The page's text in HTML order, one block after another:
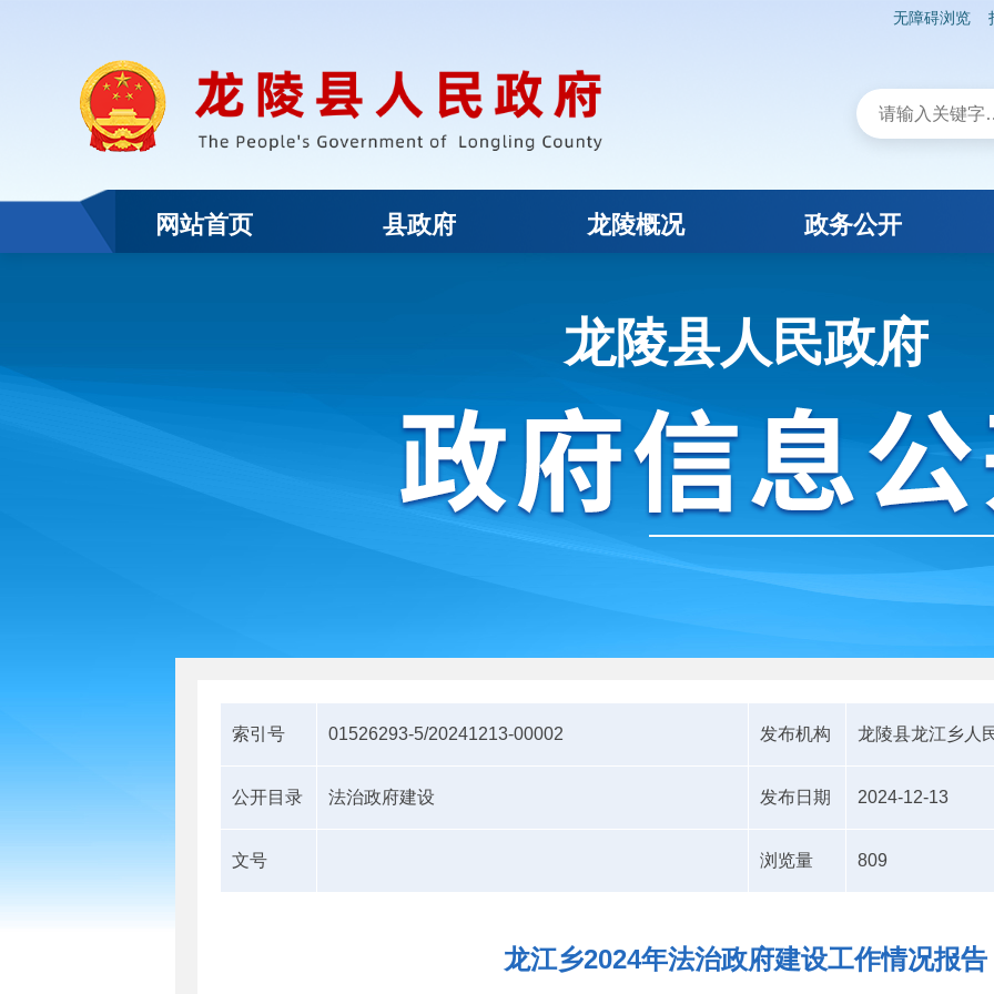
无障碍浏览
网站首页 县政府 龙陵概况 政务公开
龙陵县人民政府
索引号 01526293-5/20241213-00002 发布机构 龙陵县龙江乡人
公开目录 法治政府建设 发布日期 2024-12-13
文号 浏览量 809
龙江乡2024年法治政府建设工作情况报告